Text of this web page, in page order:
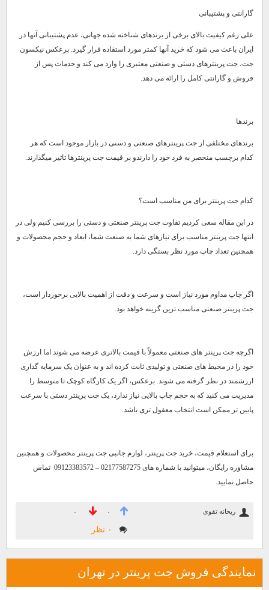
گارانتی و پشتیبانی
علی رغم کیفیت بالای برخی از برندهای شناخته شده جهانی، عدم پشتیبانی آنها در
ایران باعث می شود که خرید آنها کمتر مورد استفاده قرار گیرد. برعکس نیکسون
جت، جت پرینترهای دستی و صنعتی معتبری را وارد می کند و خدمات پس از
فروش و گارانتی کامل را ارائه می دهد.
برندها
برندهای مختلفی از جت پرینترهای صنعتی و دستی در بازار موجود است که هر
کدام برچسب منحصر به فرد خود را دارندو بر قیمت جت پرینترها تاثیر میگذارند.
کدام جت پرینتر برای من مناسب است؟
در این مقاله سعی کردیم تفاوت جت پرینتر صنعتی و دستی را بررسی کنیم ولی در
انتها جت پرینتر مناسب برای نیازهای شما به صنعت شما، ابعاد و حجم محصولات و
همچنین تعداد چاپ مورد نظر بستگی دارد.
اگر چاپ مداوم مورد نیاز است و سرعت و دقت از اهمیت بالایی برخوردار است،
جت پرینتر صنعتی مناسب ترین گزینه خواهد بود.
اگرچه جت پرینتر های صنعتی معمولاً با قیمت بالاتری عرضه می شوند اما ارزش
خود را در محیط های صنعتی و تولیدی ثابت کرده اند و به عنوان یک سرمایه گذاری
ارزشمند در نظر گرفته می شوند. برعکس، اگر یک کارگاه کوچک تا متوسط را
مدیریت می کنید که به حجم چاپ بالایی نیاز ندارد، یک جت پرینتر دستی با سرعت
پایین تر ممکن است انتخاب معقول تری باشد.
برای استعلام قیمت، خرید جت پرینتر، لوازم جانبی جت پرینتر محصولات و همچنین
مشاوره رایگان، میتوانید با شماره های 02177587275 – 09123383572 تماس
حاصل نمایید.
ریحانه تقوی ۰ ۰
۰ نظر
نمایندگی فروش جت پرینتر در تهران